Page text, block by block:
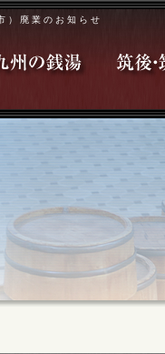
）廃業のお知らせ